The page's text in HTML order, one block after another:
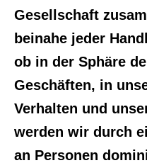
Gesellschaft
beinahe jeder
ob in der Sphäre
Geschäften, in
Verhalten und
werden wir durch
an Personen